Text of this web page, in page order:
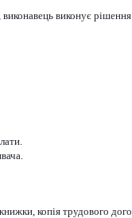
виконує
копія трудового